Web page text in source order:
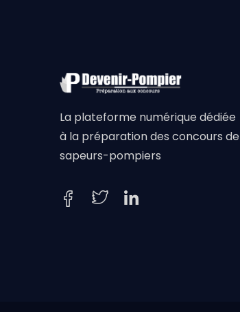
La plateforme numérique dédiée
à la préparation des concours de
sapeurs-pompiers